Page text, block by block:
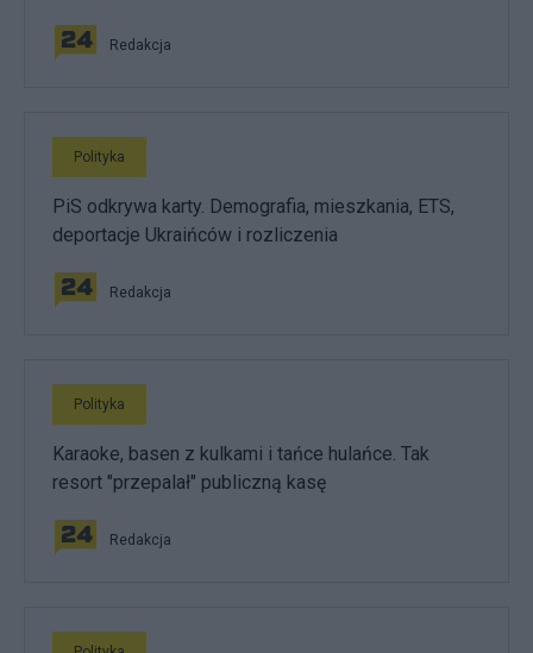
Redakcja
Polityka
PiS odkrywa karty. Demografia, mieszkania, ETS,
deportacje Ukraińców i rozliczenia
Redakcja
Polityka
Karaoke, basen z kulkami i tańce hulańce. Tak
resort "przepalał" publiczną kasę
Redakcja